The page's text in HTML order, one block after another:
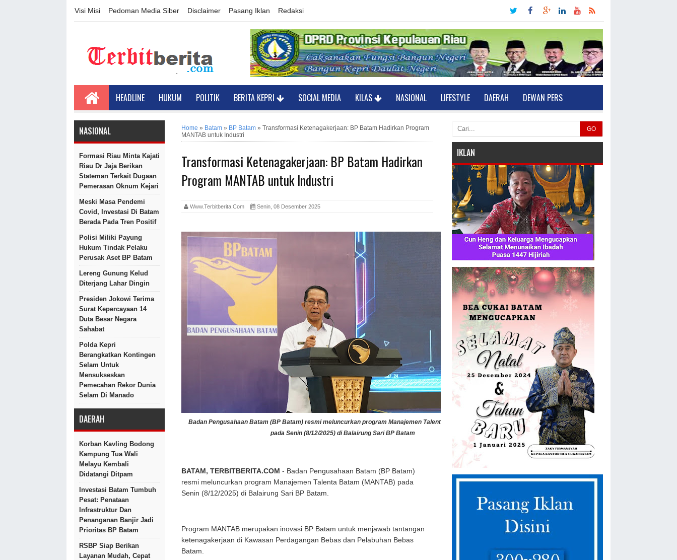
Visi Misi Pedoman Media Siber Disclaimer Pasang Iklan Redaksi
HEADLINE HUKUM POLITIK BERITA KEPRI SOCIAL MEDIA KILAS NASIONAL LIFESTYLE DAERAH DEWAN PERS
NASIONAL
Formasi Riau Minta Kajati
Riau Dr Jaja Berikan
Stateman Terkait Dugaan
Pemerasan Oknum Kejari
Meski Masa Pendemi
Covid, Investasi Di Batam
Berada Pada Tren Positif
Polisi Miliki Payung
Hukum Tindak Pelaku
Perusak Aset BP Batam
Lereng Gunung Kelud
Diterjang Lahar Dingin
Presiden Jokowi Terima
Surat Kepercayaan 14
Duta Besar Negara
Sahabat
Polda Kepri
Berangkatkan Kontingen
Selam Untuk
Mensukseskan
Pemecahan Rekor Dunia
Selam Di Manado
DAERAH
Korban Kavling Bodong
Kampung Tua Wali
Melayu Kembali
Didatangi Ditpam
Investasi Batam Tumbuh
Pesat: Penataan
Infrastruktur Dan
Penanganan Banjir Jadi
Prioritas BP Batam
RSBP Siap Berikan
Layanan Mudah, Cepat
Home » Batam » BP Batam » Transformasi Ketenagakerjaan: BP Batam Hadirkan Program
MANTAB untuk Industri
Transformasi Ketenagakerjaan: BP Batam Hadirkan
Program MANTAB untuk Industri
Www.terbitberita.com Senin, 08 Desember 2025
Badan Pengusahaan Batam (BP Batam) resmi meluncurkan program Manajemen Talenta Batam (MANTAB)
pada Senin (8/12/2025) di Balairung Sari BP Batam
BATAM, TERBITBERITA.COM - Badan Pengusahaan Batam (BP Batam)
resmi meluncurkan program Manajemen Talenta Batam (MANTAB) pada
Senin (8/12/2025) di Balairung Sari BP Batam.
Program MANTAB merupakan inovasi BP Batam untuk menjawab tantangan
ketenagakerjaan di Kawasan Perdagangan Bebas dan Pelabuhan Bebas
Batam.
GO
IKLAN